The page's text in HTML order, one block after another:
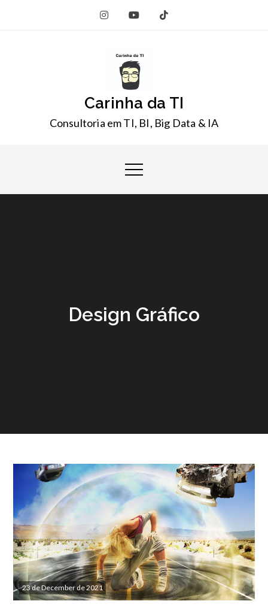
Carinha da TI
Consultoria em TI, BI, Big Data & IA
Design Gráfico
23 de December de 2021